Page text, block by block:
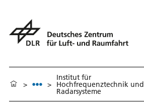
> >
Institut für
Hochfrequenztechnik und
Radarsysteme